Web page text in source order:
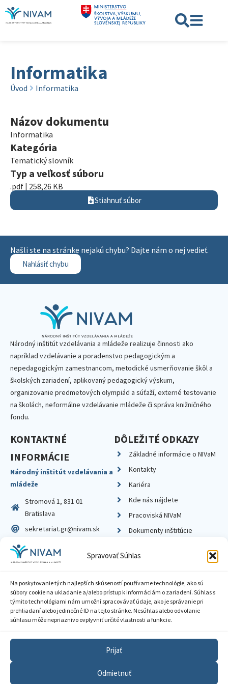
Spravovať Súhlas
Na poskytovanie tých najlepších skúseností používame technológie, ako sú
súbory cookie na ukladanie a/alebo prístup k informáciám o zariadení. Súhlas s
týmito technológiami nám umožní spracovávať údaje, ako je správanie pri
prehliadaní alebo jedinečné ID na tejto stránke. Nesúhlas alebo odvolanie
súhlasu môže nepriaznivo ovplyvniť určité vlastnosti a funkcie.
Prijať
Odmietnuť
Informatika
Úvod Informatika
Názov dokumentu
Informatika
Kategória
Tematický slovník
Typ a veľkosť súboru
.pdf | 258,26 KB
Stiahnuť súbor
Našli ste na stránke nejakú chybu? Dajte nám o nej vedieť.
Nahlásiť chybu
Národný inštitút vzdelávania a mládeže realizuje činnosti ako
napríklad vzdelávanie a poradenstvo pedagogickým a
nepedagogickým zamestnancom, metodické usmerňovanie škôl a
školských zariadení, aplikovaný pedagogický výskum,
organizovanie predmetových olympiád a súťaží, externé testovanie
na školách, neformálne vzdelávanie mládeže či správa knižničného
fondu.
KONTAKTNÉ
INFORMÁCIE
Národný inštitút vzdelávania a
mládeže
Stromová 1, 831 01
Bratislava
sekretariat.gr@nivam.sk
IČO: 00164348
DIČ: 2020798714
DÔLEŽITÉ ODKAZY
Základné informácie o NIVaM
Kontakty
Kariéra
Kde nás nájdete
Pracoviská NIVaM
Dokumenty inštitúcie
Zásady ochrany súkromia
Sprístupnenie informácií